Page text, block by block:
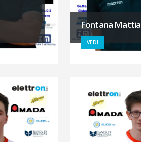
Fontana Mattia
VEDI